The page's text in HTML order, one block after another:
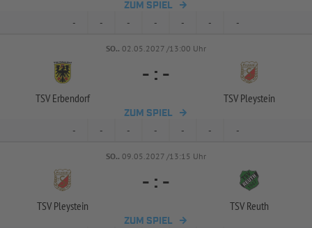
ZUM SPIEL
- - - - - - -
SO.. 02.05.2027 /13:00 Uhr
TSV Erbendorf
- : -
TSV Pleystein
ZUM SPIEL
- - - - - - -
SO.. 09.05.2027 /13:15 Uhr
TSV Pleystein
- : -
TSV Reuth
ZUM SPIEL